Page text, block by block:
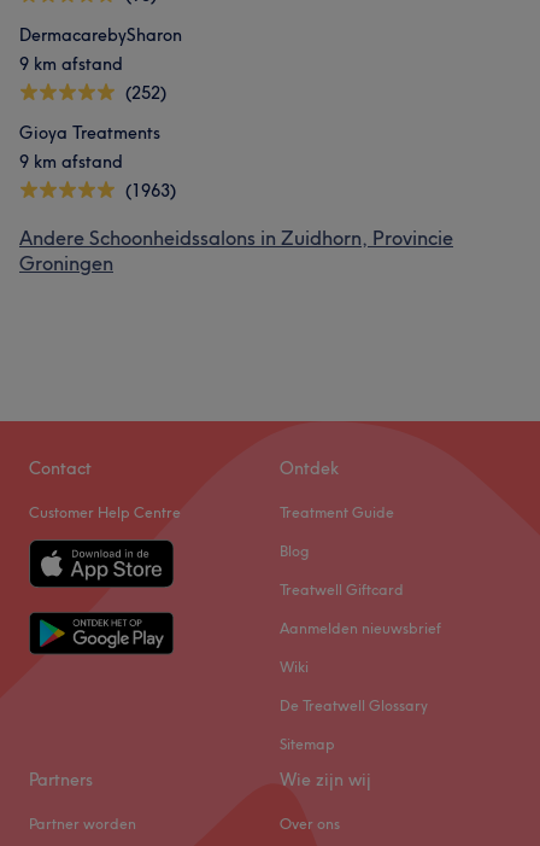
DermacarebySharon
9 km afstand
(252)
Gioya Treatments
9 km afstand
(1963)
Andere Schoonheidssalons in Zuidhorn, Provincie
Groningen
Contact
Customer Help Centre
Ontdek
Treatment Guide
Blog
Treatwell Giftcard
Aanmelden nieuwsbrief
Wiki
De Treatwell Glossary
Sitemap
Partners
Partner worden
Wie zijn wij
Over ons